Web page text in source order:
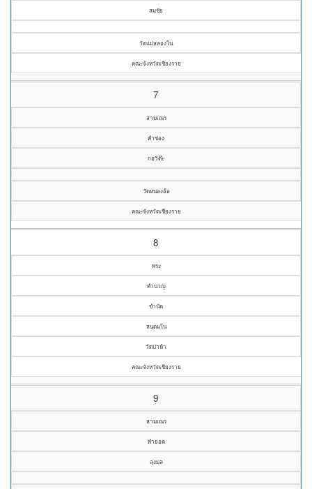
สมชัย
วัดแม่สลองใน
คณะจังหวัดเชียงราย
7
สามเณร
คำข่อง
กอวิต๊ะ
วัดหนองอ้อ
คณะจังหวัดเชียงราย
8
พระ
คำนวญ
ขำนัด
สนฺตมโน
วัดป่าห้า
คณะจังหวัดเชียงราย
9
สามเณร
คำยอด
ลุงมล